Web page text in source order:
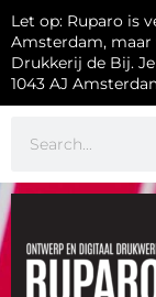
Let op: Ruparo is
Amsterdam, maar
Drukkerij de Bij.
1043 AJ